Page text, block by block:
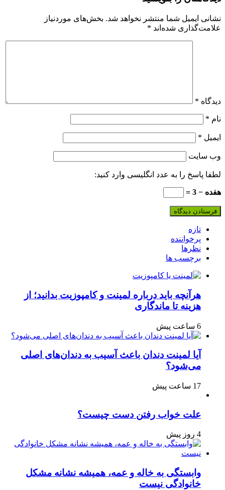
نشانی ایمیل شما منتشر نخواهد شد. بخش‌های موردنیاز
علامت‌گذاری شده‌اند *
دیدگاه *
نام *
ایمیل *
وب‌ سایت
لطفا پاسخ را به عدد انگلیسی وارد کنید:
هفده − 3 =
تازه
پرخواننده
نظرها
برچسب ها
هرآنچه باید درباره لمینت و کامپوزیت بدانید؛ از
هزینه تا ماندگاری
6 ساعت پیش
آیا لمینت دندان باعث آسیب به دندان‌های اصلی
می‌شود؟
17 ساعت پیش
علت خواب رفتن دست چیست؟
4 روز پیش
وابستگی به خاله و عمه، همیشه نشانه مشکل
خانوادگی نیست